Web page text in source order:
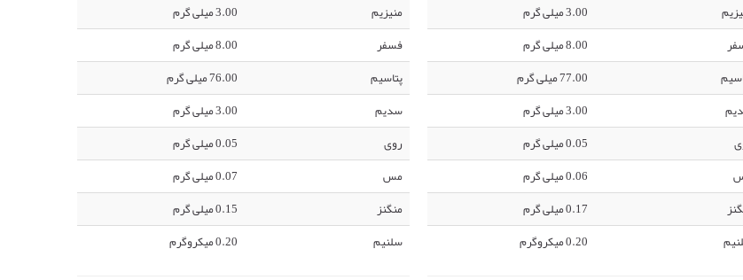
3.00 میلی گرم
8.00 میلی گرم
77.00 میلی گرم
3.00 میلی گرم
0.05 میلی گرم
0.06 میلی گرم
0.17 میلی گرم
0.20 میکروگرم
منیزیم
3.00 میلی گرم
فسفر
8.00 میلی گرم
پتاسیم
76.00 میلی گرم
سدیم
3.00 میلی گرم
روی
0.05 میلی گرم
مس
0.07 میلی گرم
منگنز
0.15 میلی گرم
سلنیم
0.20 میکروگرم